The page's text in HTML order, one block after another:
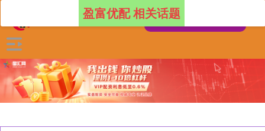
盈富优配 相关话题